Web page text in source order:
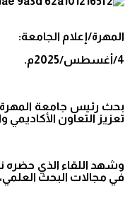
المهرة/إعلام الجامعة:
4/أغسطس/2025م.
تعزيز التعاون
وشهد اللقاء الذي حضره
في مجالات البحث